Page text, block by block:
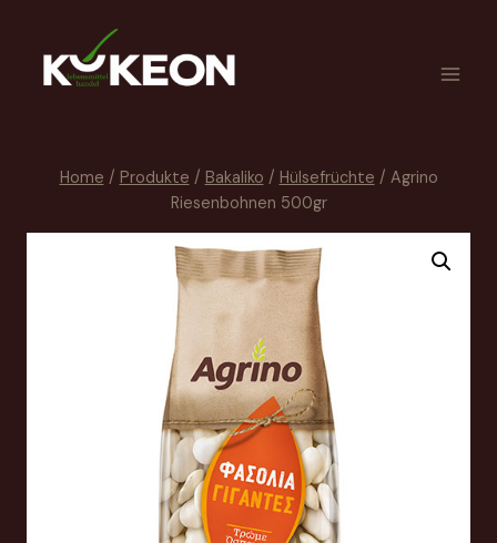
Home / Produkte / Bakaliko / Hülsefrüchte / Agrino
Riesenbohnen 500gr